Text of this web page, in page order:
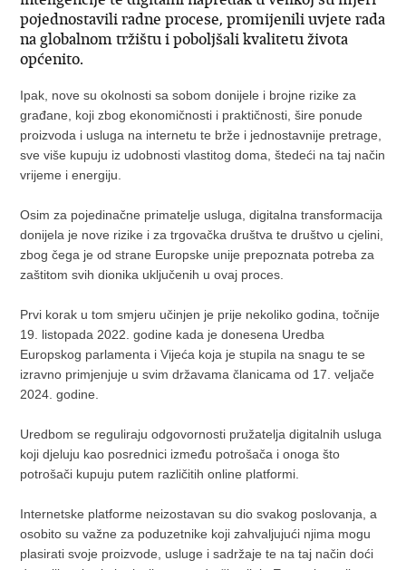
pojednostavili radne procese, promijenili uvjete rada
na globalnom tržištu i poboljšali kvalitetu života
općenito.
Ipak, nove su okolnosti sa sobom donijele i brojne rizike za
građane, koji zbog ekonomičnosti i praktičnosti, šire ponude
proizvoda i usluga na internetu te brže i jednostavnije pretrage,
sve više kupuju iz udobnosti vlastitog doma, štedeći na taj način
vrijeme i energiju.
Osim za pojedinačne primatelje usluga, digitalna transformacija
donijela je nove rizike i za trgovačka društva te društvo u cjelini,
zbog čega je od strane Europske unije prepoznata potreba za
zaštitom svih dionika uključenih u ovaj proces.
Prvi korak u tom smjeru učinjen je prije nekoliko godina, točnije
19. listopada 2022. godine kada je donesena Uredba
Europskog parlamenta i Vijeća koja je stupila na snagu te se
izravno primjenjuje u svim državama članicama od 17. veljače
2024. godine.
Uredbom se reguliraju odgovornosti pružatelja digitalnih usluga
koji djeluju kao posrednici između potrošača i onoga što
potrošači kupuju putem različitih online platformi.
Internetske platforme neizostavan su dio svakog poslovanja, a
osobito su važne za poduzetnike koji zahvaljujući njima mogu
plasirati svoje proizvode, usluge i sadržaje te na taj način doći